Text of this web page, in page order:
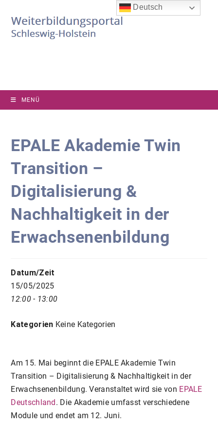
Inhalt
springen
MENÜ
EPALE Akademie Twin
Transition –
Digitalisierung &
Nachhaltigkeit in der
Erwachsenenbildung
Datum/Zeit
15/05/2025
12:00 - 13:00
Kategorien Keine Kategorien
Am 15. Mai beginnt die EPALE Akademie Twin
Transition – Digitalisierung & Nachhaltigkeit in der
Erwachsenenbildung. Veranstaltet wird sie von EPALE
Deutschland. Die Akademie umfasst verschiedene
Module und endet am 12. Juni.
Deutsch